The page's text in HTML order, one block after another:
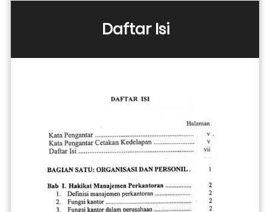
Daftar Isi